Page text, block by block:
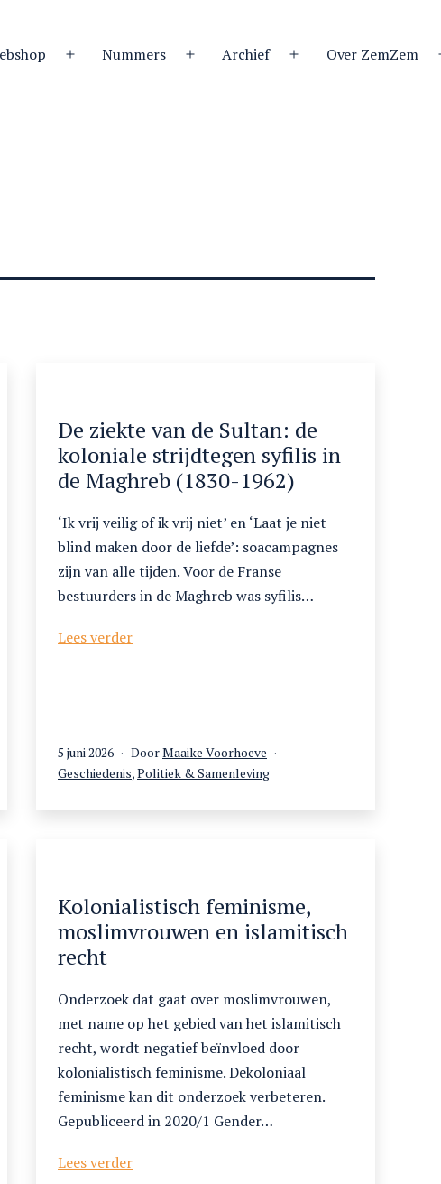
Open
Nummers
Open
Archief
Open
Over ZemZem
De ziekte van de Sultan: de
koloniale strijdtegen syfilis in
de Maghreb (1830-1962)
‘Ik vrij veilig of ik vrij niet’ en ‘Laat je niet
blind maken door de liefde’: soacampagnes
zijn van alle tijden. Voor de Franse
bestuurders in de Maghreb was syfilis…
Lees verderDe
de
koloniale
syfilis
(1830-
1962)
Gepubliceerd
op
5 juni 2026 DoorMaaike Voorhoeve
Gecategoriseerd
Geschiedenis,Politiek & Samenleving
Kolonialistisch feminisme,
moslimvrouwen en islamitisch
recht
Onderzoek dat gaat over moslimvrouwen,
met name op het gebied van het islamitisch
recht, wordt negatief beïnvloed door
kolonialistisch feminisme. Dekoloniaal
feminisme kan dit onderzoek verbeteren.
Gepubliceerd in 2020/1 Gender…
Lees verderKolonialistisch